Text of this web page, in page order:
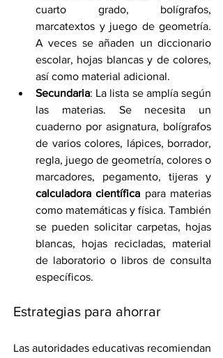
cuarto grado, bolígrafos,
marcatextos y juego de geometría.
A veces se añaden un diccionario
escolar, hojas blancas y de colores,
así como material adicional.
Secundaria: La lista se amplía según
las materias. Se necesita un
cuaderno por asignatura, bolígrafos
de varios colores, lápices, borrador,
regla, juego de geometría, colores o
calculadora científica para materias
como matemáticas y física. También
se pueden solicitar carpetas, hojas
blancas, hojas recicladas, material
de laboratorio o libros de consulta
específicos.
Estrategias para ahorrar
Las autoridades educativas recomiendan